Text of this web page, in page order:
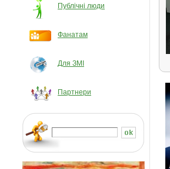
Публічні люди
Фанатам
Для ЗМІ
Партнери